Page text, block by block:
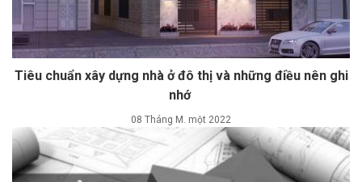
Tiêu chuẩn xây dựng nhà ở đô thị và những điều nên ghi
nhớ
08 Tháng M. một 2022